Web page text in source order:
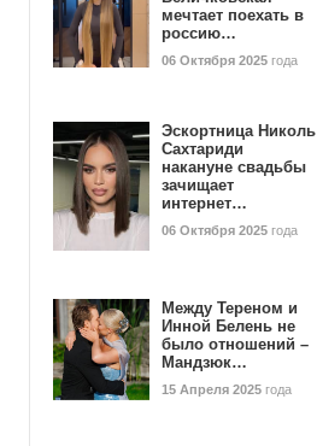
мечтает поехать в
россию…
06 Октября 2025 года
Эскортница Николь
Сахтариди
накануне свадьбы
зачищает
интернет…
06 Октября 2025 года
Между Тереном и
Инной Белень не
было отношений –
Мандзюк…
15 Апреля 2025 года